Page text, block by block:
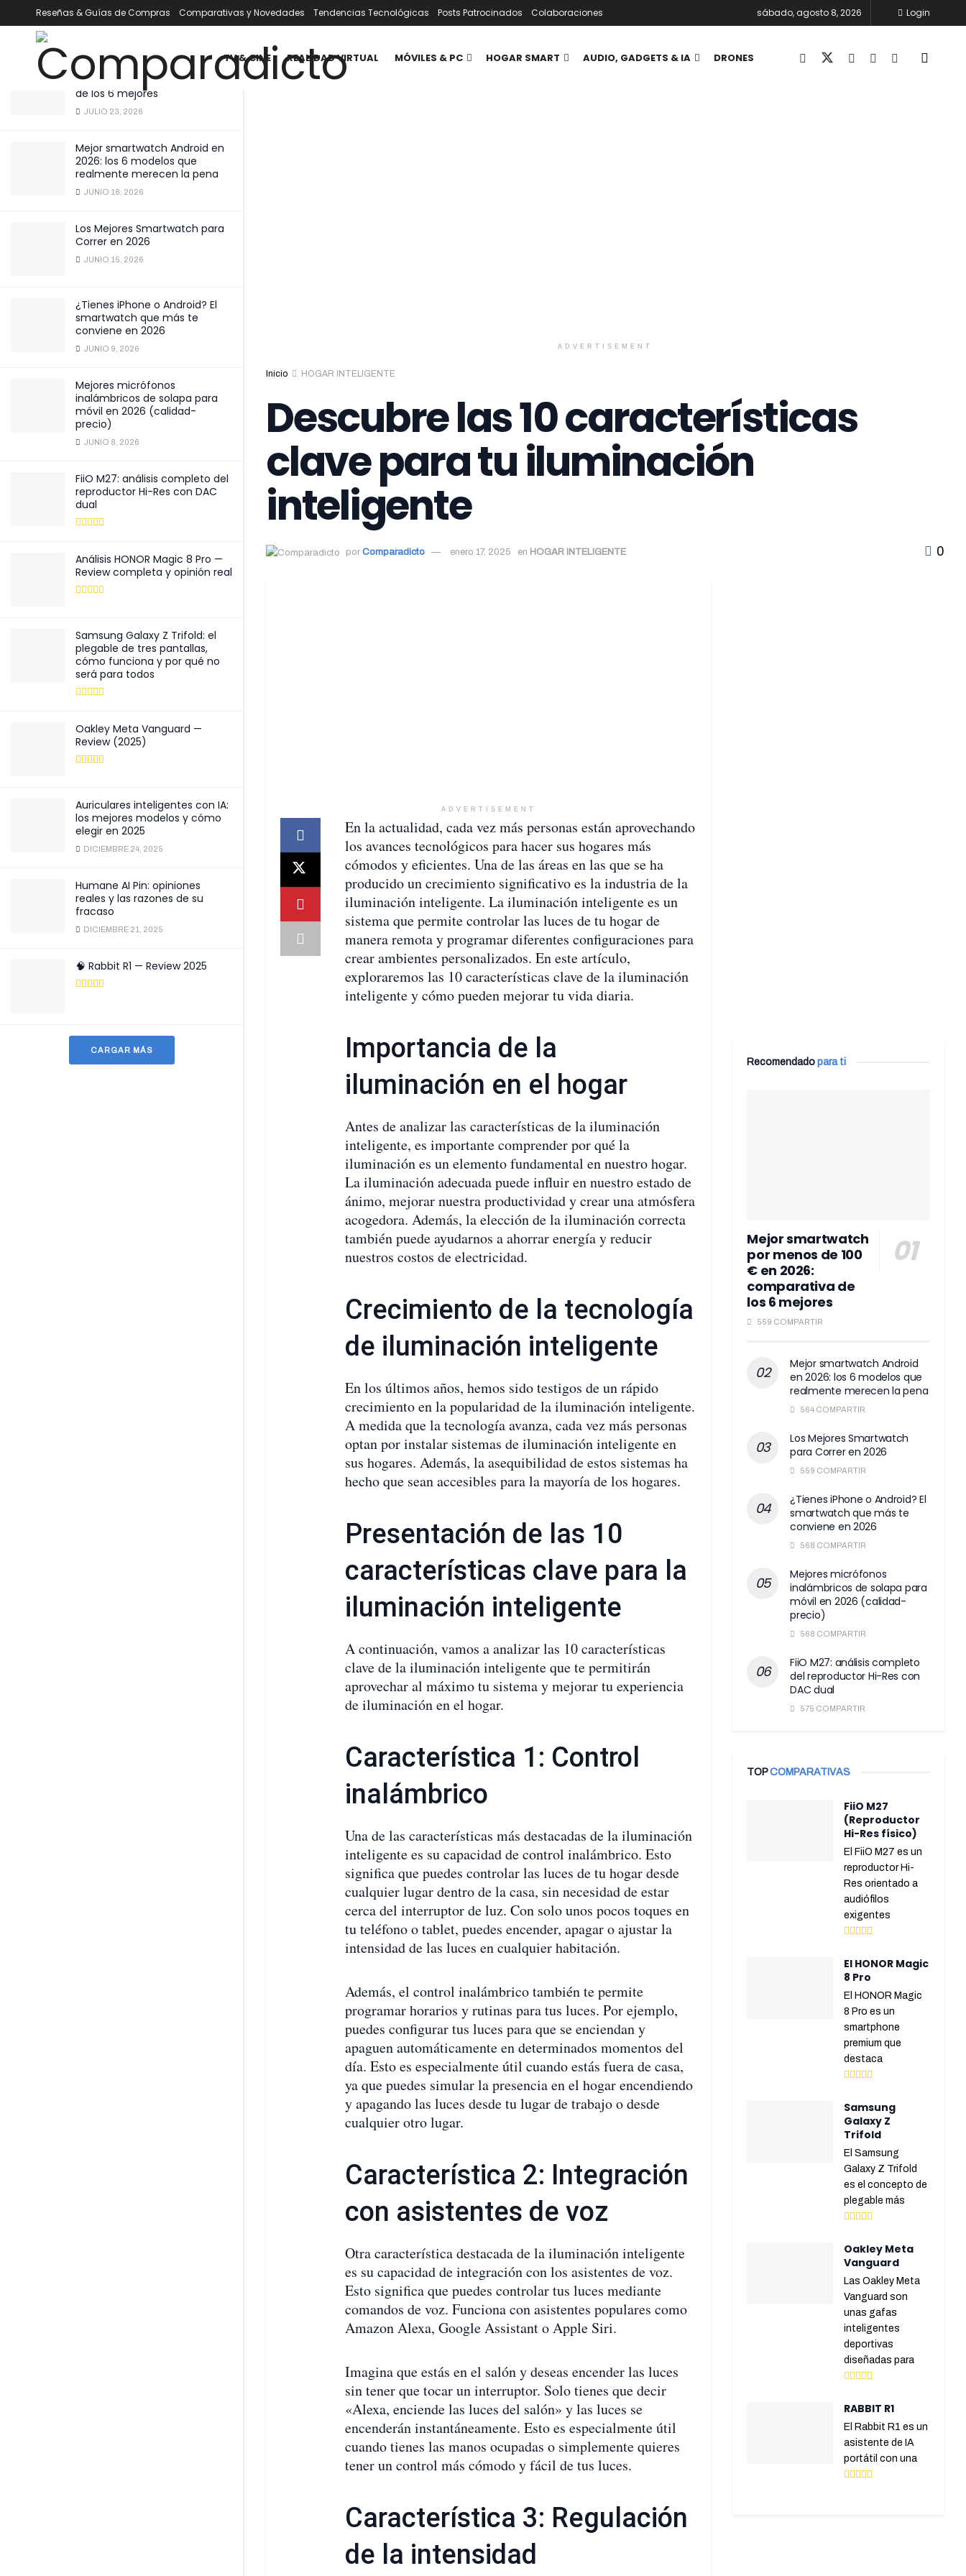
ÚLTIMOS TENDENCIA Filtrar
Mejor smartwatch por menos
de 100 € en 2026: comparativa
de los 6 mejores
JULIO 23, 2026
Mejor smartwatch Android en
2026: los 6 modelos que
realmente merecen la pena
JUNIO 18, 2026
Los Mejores Smartwatch para
Correr en 2026
JUNIO 15, 2026
¿Tienes iPhone o Android? El
smartwatch que más te
conviene en 2026
JUNIO 9, 2026
Mejores micrófonos
inalámbricos de solapa para
móvil en 2026 (calidad-
precio)
JUNIO 8, 2026
FiiO M27: análisis completo del
reproductor Hi-Res con DAC
dual
Análisis HONOR Magic 8 Pro —
Review completa y opinión real
Samsung Galaxy Z Trifold: el
plegable de tres pantallas,
cómo funciona y por qué no
será para todos
Oakley Meta Vanguard —
Review (2025)
Auriculares inteligentes con IA:
los mejores modelos y cómo
elegir en 2025
DICIEMBRE 24, 2025
Humane AI Pin: opiniones
reales y las razones de su
fracaso
DICIEMBRE 21, 2025
🧠 Rabbit R1 — Review 2025
CARGAR MÁS
Reseñas & Guías de Compras Comparativas y Novedades Tendencias Tecnológicas Posts Patrocinados Colaboraciones sábado, agosto 8, 2026 Login
TV & CINE REALIDAD VIRTUAL MÓVILES & PC HOGAR SMART AUDIO, GADGETS & IA DRONES
ADVERTISEMENT
Inicio HOGAR INTELIGENTE
Descubre las 10 características
clave para tu iluminación
inteligente
por Comparadicto enero 17, 2025 en HOGAR INTELIGENTE 0
ADVERTISEMENT
En la actualidad, cada vez más personas están aprovechando
los avances tecnológicos para hacer sus hogares más
cómodos y eficientes. Una de las áreas en las que se ha
producido un crecimiento significativo es la industria de la
iluminación inteligente. La iluminación inteligente es un
sistema que permite controlar las luces de tu hogar de
manera remota y programar diferentes configuraciones para
crear ambientes personalizados. En este artículo,
exploraremos las 10 características clave de la iluminación
inteligente y cómo pueden mejorar tu vida diaria.
Importancia de la
iluminación en el hogar
Antes de analizar las características de la iluminación
inteligente, es importante comprender por qué la
iluminación es un elemento fundamental en nuestro hogar.
La iluminación adecuada puede influir en nuestro estado de
ánimo, mejorar nuestra productividad y crear una atmósfera
acogedora. Además, la elección de la iluminación correcta
también puede ayudarnos a ahorrar energía y reducir
nuestros costos de electricidad.
Crecimiento de la tecnología
de iluminación inteligente
En los últimos años, hemos sido testigos de un rápido
crecimiento en la popularidad de la iluminación inteligente.
A medida que la tecnología avanza, cada vez más personas
optan por instalar sistemas de iluminación inteligente en
sus hogares. Además, la asequibilidad de estos sistemas ha
hecho que sean accesibles para la mayoría de los hogares.
Presentación de las 10
características clave para la
iluminación inteligente
A continuación, vamos a analizar las 10 características
clave de la iluminación inteligente que te permitirán
aprovechar al máximo tu sistema y mejorar tu experiencia
de iluminación en el hogar.
Característica 1: Control
inalámbrico
Una de las características más destacadas de la iluminación
inteligente es su capacidad de control inalámbrico. Esto
significa que puedes controlar las luces de tu hogar desde
cualquier lugar dentro de la casa, sin necesidad de estar
cerca del interruptor de luz. Con solo unos pocos toques en
tu teléfono o tablet, puedes encender, apagar o ajustar la
intensidad de las luces en cualquier habitación.
Además, el control inalámbrico también te permite
programar horarios y rutinas para tus luces. Por ejemplo,
puedes configurar tus luces para que se enciendan y
apaguen automáticamente en determinados momentos del
día. Esto es especialmente útil cuando estás fuera de casa,
ya que puedes simular la presencia en el hogar encendiendo
y apagando las luces desde tu lugar de trabajo o desde
cualquier otro lugar.
Característica 2: Integración
con asistentes de voz
Otra característica destacada de la iluminación inteligente
es su capacidad de integración con los asistentes de voz.
Esto significa que puedes controlar tus luces mediante
comandos de voz. Funciona con asistentes populares como
Amazon Alexa, Google Assistant o Apple Siri.
Imagina que estás en el salón y deseas encender las luces
sin tener que tocar un interruptor. Solo tienes que decir
«Alexa, enciende las luces del salón» y las luces se
encenderán instantáneamente. Esto es especialmente útil
cuando tienes las manos ocupadas o simplemente quieres
tener un control más cómodo y fácil de tus luces.
Característica 3: Regulación
de la intensidad
Recomendadopara ti
Mejor smartwatch
por menos de 100
€ en 2026:
comparativa de
los 6 mejores
559 COMPARTIR
Mejor smartwatch Android
en 2026: los 6 modelos que
realmente merecen la pena
564 COMPARTIR
Los Mejores Smartwatch
para Correr en 2026
559 COMPARTIR
¿Tienes iPhone o Android? El
smartwatch que más te
conviene en 2026
568 COMPARTIR
Mejores micrófonos
inalámbricos de solapa para
móvil en 2026 (calidad-
precio)
568 COMPARTIR
FiiO M27: análisis completo
del reproductor Hi-Res con
DAC dual
575 COMPARTIR
TOPCOMPARATIVAS
FiiO M27
(Reproductor
Hi-Res físico)
El FiiO M27 es un
reproductor Hi-
Res orientado a
audiófilos
exigentes
El HONOR Magic
8 Pro
El HONOR Magic
8 Pro es un
smartphone
premium que
destaca
Samsung
Galaxy Z
Trifold
El Samsung
Galaxy Z Trifold
es el concepto de
plegable más
Oakley Meta
Vanguard
Las Oakley Meta
Vanguard son
unas gafas
inteligentes
deportivas
diseñadas para
RABBIT R1
El Rabbit R1 es un
asistente de IA
portátil con una